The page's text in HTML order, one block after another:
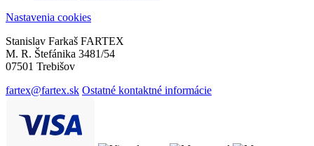
Nastavenia cookies
Stanislav Farkaš FARTEX
M. R. Štefánika 3481/54
07501 Trebišov
fartex@fartex.sk Ostatné kontaktné informácie